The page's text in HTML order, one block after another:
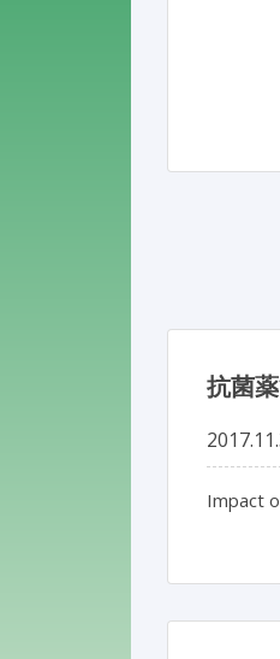
抗菌
Impact